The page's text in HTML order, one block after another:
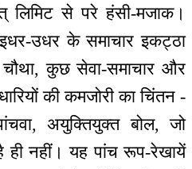
लिमिट से परे हंसी-मजाक।
उधर के समाचार इकट्ठा
कुछ सेवा-समाचार और
की कमजोरी का चिंतन -
अयुक्तियुक्त बोल, जो
ही नहीं। यह पांच रूप-रेखायें